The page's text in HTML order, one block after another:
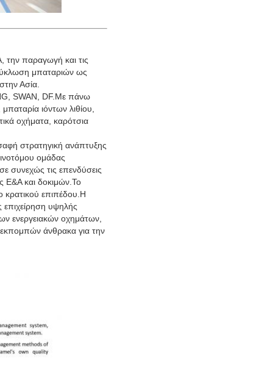
την παραγωγή και τις
μπαταριών ως
Ασία.
SWAN, DF.Με πάνω
ιόντων λιθίου,
οχήματα, καρότσια
στρατηγική ανάπτυξης
ομάδας
συνεχώς τις επενδύσεις
Ε&Α και δοκιμών.Το
κρατικού επιπέδου.Η
επιχείρηση υψηλής
ενεργειακών οχημάτων,
άνθρακα για την